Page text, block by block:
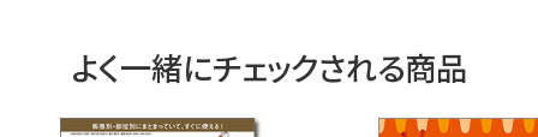
よく一緒にチェックされる商品